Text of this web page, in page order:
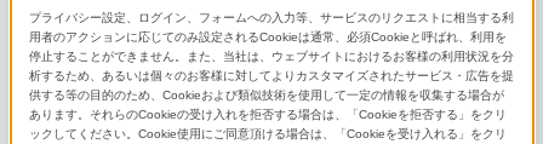
単焦点レンズ（Eマウント用）
FE 14mm F1.8 GM
プライバシー設定、ログイン、フォームへの入力等、サービスのリクエストに相当する利
用者のアクションに応じてのみ設定されるCookieは通常、必須Cookieと呼ばれ、利用を
停止することができません。また、当社は、ウェブサイトにおけるお客様の利用状況を分
析するため、あるいは個々のお客様に対してよりカスタマイズされたサービス・広告を提
供する等の目的のため、Cookieおよび類似技術を使用して一定の情報を収集する場合が
あります。それらのCookieの受け入れを拒否する場合は、「Cookieを拒否する」をクリ
ックしてください。Cookie使用にご同意頂ける場合は、「Cookieを受け入れる」をクリ